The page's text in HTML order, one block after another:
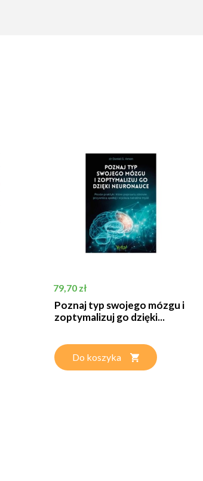
Cena
79,70 zł
Poznaj typ swojego mózgu i
zoptymalizuj go dzięki...
Do koszyka